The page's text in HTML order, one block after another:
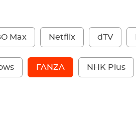
Max Netflix dTV
FANZA NHK Plus